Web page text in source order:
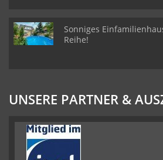
Sonniges
Reihe!
UNSERE PARTNER &